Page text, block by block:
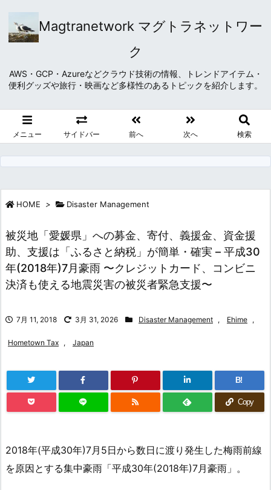
Magtranetwork マグトラネットワー
ク
AWS・GCP・Azureなどクラウド技術の情報、トレンドアイテム・
便利グッズや旅行・映画など多様性のあるトピックを紹介します。
メニュー サイドバー 前へ 次へ 検索
HOME > Disaster Management
被災地「愛媛県」への募金、寄付、義援金、資金援
助、支援は「ふるさと納税」が簡単・確実 – 平成30
年(2018年)7月豪雨 〜クレジットカード、コンビニ
決済も使える地震災害の被災者緊急支援〜
7月 11, 2018 3月 31, 2026 Disaster Management , Ehime ,
Hometown Tax , Japan
B!
Copy
2018年(平成30年)7月5日から数日に渡り発生した梅雨前線
を原因とする集中豪雨「平成30年(2018年)7月豪雨」。